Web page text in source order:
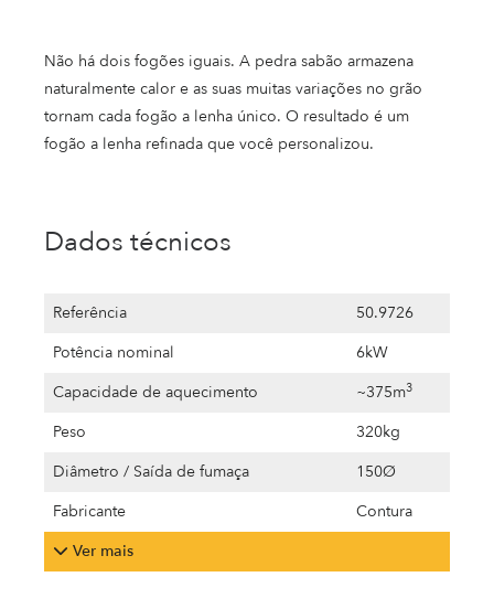
Não há dois fogões iguais. A pedra sabão armazena
naturalmente calor e as suas muitas variações no grão
tornam cada fogão a lenha único. O resultado é um
fogão a lenha refinada que você personalizou.
Dados técnicos
Referência
50.9726
Potência nominal
6kW
Capacidade de aquecimento
~375m3
Peso
320kg
Diâmetro / Saída de fumaça
150Ø
Fabricante
Contura
Ver mais